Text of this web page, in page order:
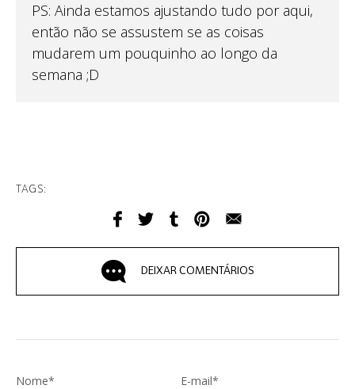
PS: Ainda estamos ajustando tudo por aqui,
então não se assustem se as coisas
mudarem um pouquinho ao longo da
semana ;D
TAGS:
DEIXAR COMENTÁRIOS
Nome* E-mail*